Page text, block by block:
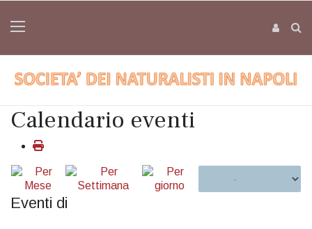
Calendario eventi
Eventi di